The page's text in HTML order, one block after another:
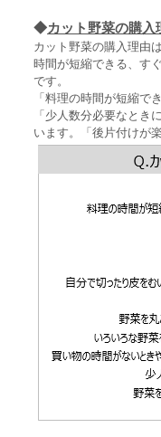
◆カット野菜の購入
カット野菜の購入理由
時間が短縮できる、す
です。
「料理の時間が短縮で
「少人数分必要なとき
います。「後片付けが